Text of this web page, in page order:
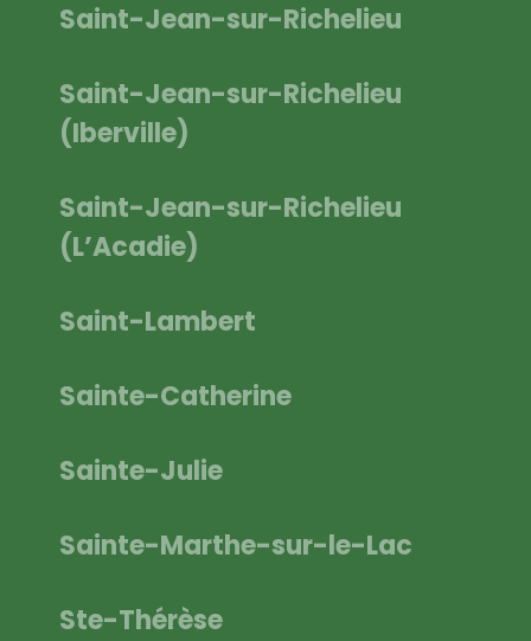
Saint-Jean-sur-Richelieu
Saint-Jean-sur-Richelieu
(Iberville)
Saint-Jean-sur-Richelieu
(L’Acadie)
Saint-Lambert
Sainte-Catherine
Sainte-Julie
Sainte-Marthe-sur-le-Lac
Ste-Thérèse